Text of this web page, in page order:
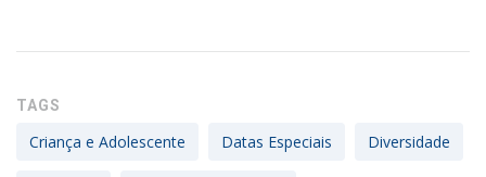
TAGS
Criança e Adolescente Datas Especiais Diversidade